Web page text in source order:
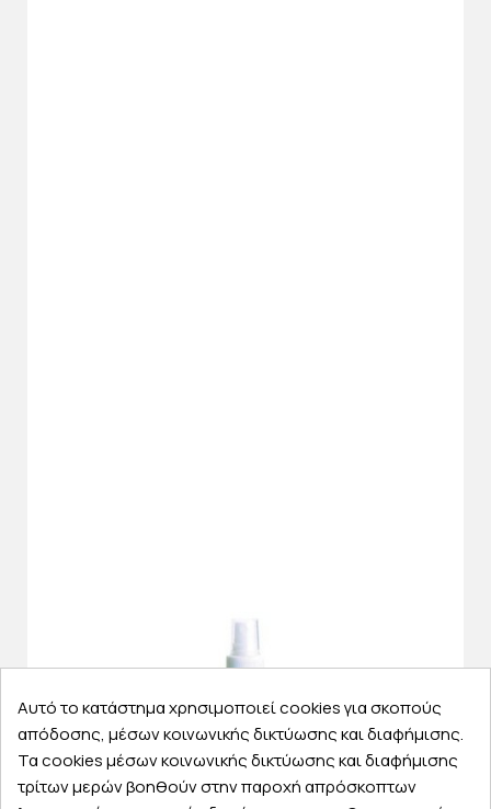
Αυτό το κατάστημα χρησιμοποιεί cookies για σκοπούς
απόδοσης, μέσων κοινωνικής δικτύωσης και διαφήμισης.
Τα cookies μέσων κοινωνικής δικτύωσης και διαφήμισης
τρίτων μερών βοηθούν στην παροχή απρόσκοπτων